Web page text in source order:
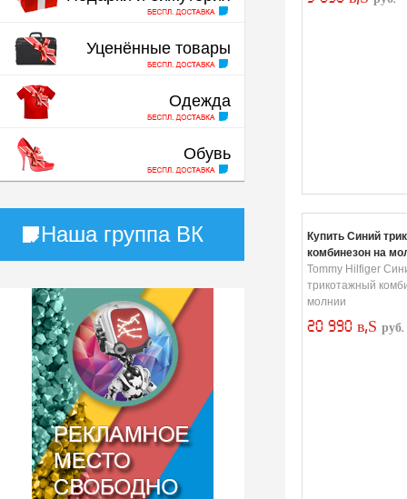
Уценённые товары
Одежда
Обувь
Наша группа ВК
Купить Синий
комбинезон на
Tommy Hilfiger
трикотажный
молнии
20 990 в‚Ѕ руб.